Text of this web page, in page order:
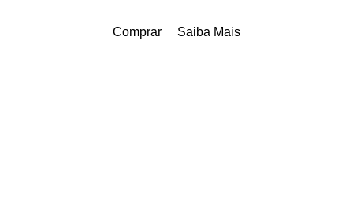
Comprar Saiba Mais